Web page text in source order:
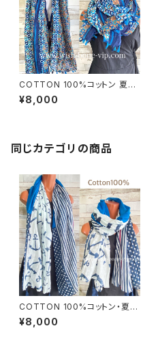
COTTON 100%コットン 夏の
ストール インポート大判・ロング
ストール・通気性・肌触り良いス
¥8,000
同じカテゴリの商品
COTTON 100%コットン・夏の
ストール インポート大判ストー
ル ｜通気性・肌触りの良いロン
¥8,000